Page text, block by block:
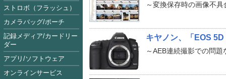
～変換保存時の画像不具
キヤノン、「EOS
～AEB連続撮影での問題
ストロボ（フラッシュ）
カメラバッグ/ポーチ
記録メディア/カードリー
ダー
アプリ/ソフトウェア
オンラインサービス